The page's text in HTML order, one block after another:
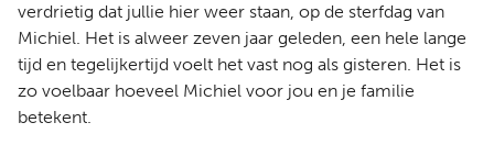
verdrietig dat jullie hier weer staan, op de sterfdag van
Michiel. Het is alweer zeven jaar geleden, een hele lange
tijd en tegelijkertijd voelt het vast nog als gisteren. Het is
zo voelbaar hoeveel Michiel voor jou en je familie
betekent.